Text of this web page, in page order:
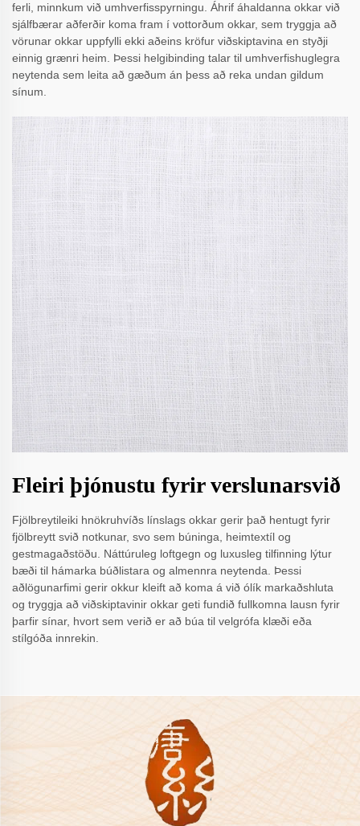
ferli, minnkum við umhverfisspyrningu. Áhrif áhaldanna okkar við
sjálfbærar aðferðir koma fram í vottorðum okkar, sem tryggja að
vörunar okkar uppfylli ekki aðeins kröfur viðskiptavina en styðji
einnig grænri heim. Þessi helgibinding talar til umhverfishuglegra
neytenda sem leita að gæðum án þess að reka undan gildum
sínum.
Fleiri þjónustu fyrir verslunarsvið
Fjölbreytileiki hnökruhvíðs línslags okkar gerir það hentugt fyrir
fjölbreytt svið notkunar, svo sem búninga, heimtextíl og
gestmagaðstöðu. Náttúruleg loftgegn og luxusleg tilfinning lýtur
bæði til hámarka búðlistara og almennra neytenda. Þessi
aðlögunarfimi gerir okkur kleift að koma á við ólík markaðshluta
og tryggja að viðskiptavinir okkar geti fundið fullkomna lausn fyrir
þarfir sínar, hvort sem verið er að búa til velgrófa klæði eða
stílgóða innrekin.